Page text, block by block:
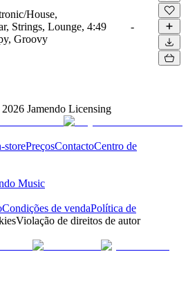
House,
Strings, Lounge,
Groovy
4:49 -
2026 Jamendo Licensing
storePreçosContactoCentro de
Music
Condições de vendaPolítica de
Violação de direitos de autor